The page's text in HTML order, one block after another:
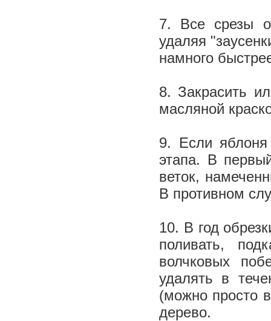
7. Все срезы
удаляя
намного
8. Закрасить
масляной
9. Если
этапа. В
веток,
В противном
10. В год
поливать,
волчковых
удалять в
(можно просто
дерево.